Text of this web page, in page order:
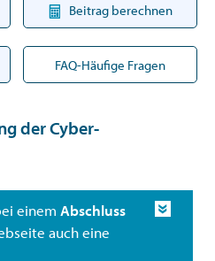
Beitrag berechnen
FAQ-Häufige Fragen
der Cyber-
einemAbschluss
auch eine